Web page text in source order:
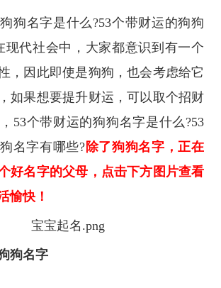
狗名字是什么?53个带财运的狗狗
现代社会中，大家都意识到有一个
，因此即使是狗狗，也会考虑给它
如果想要提升财运，可以取个招财
53个带财运的狗狗名字是什么?53
名字有哪些?除了狗狗名字，正在
好名字的父母，点击下方图片查看
愉快！
狗名字